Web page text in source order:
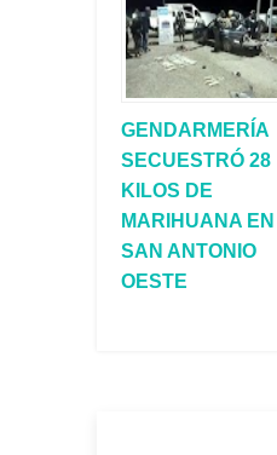
GENDARMERÍA
SECUESTRÓ 28
KILOS DE
MARIHUANA EN
SAN ANTONIO
OESTE